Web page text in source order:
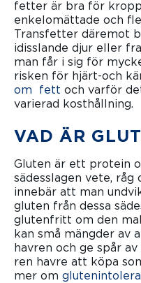
fetter är bra för
enkelomättade och
Transfetter däremot
idisslande djur eller
man får i sig för
risken för hjärt-och
om fett och varför
varierad kosthållning.
VAD ÄR
Gluten är ett protein
sädesslagen vete, råg
innebär att man
gluten från dessa
glutenfritt om den
kan små mängder av
havren och ge spår
ren havre att köpa
mer om